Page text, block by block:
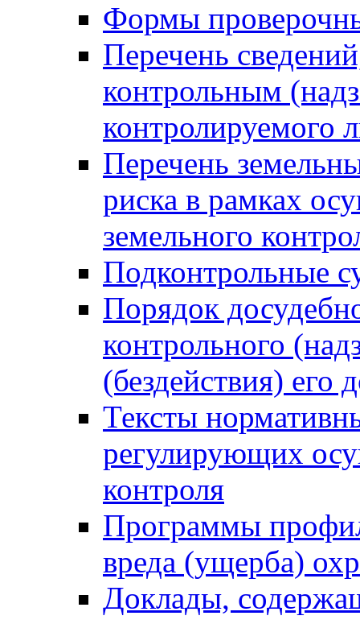
Формы
Перечень
контрольным
контролируемого
Перечень
риска в рамках
земельного
Подконтрольные
Порядок
контрольного
(бездействия)
Тексты
регулирующих
контроля
Программы
вреда (ущерба)
Доклады,